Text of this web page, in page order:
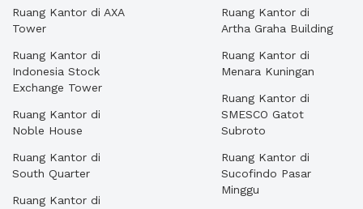
Ruang Kantor di AXA
Tower
Ruang Kantor di
Indonesia Stock
Exchange Tower
Ruang Kantor di
Noble House
Ruang Kantor di
South Quarter
Ruang Kantor di
Ruang Kantor di
Artha Graha Building
Ruang Kantor di
Menara Kuningan
Ruang Kantor di
SMESCO Gatot
Subroto
Ruang Kantor di
Sucofindo Pasar
Minggu